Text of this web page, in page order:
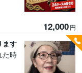
12,000円
ます
た時